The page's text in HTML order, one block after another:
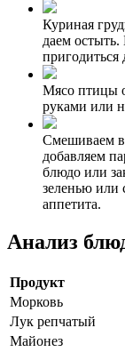
Куриная
даем
пригодиться
Мясо птицы
руками или
Смешиваем в
добавляем
блюдо или
зеленью или
аппетита.
Анализ
Продукт
Морковь
Лук репчатый
Майонез